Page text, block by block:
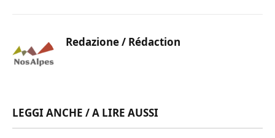
Redazione / Rédaction
LEGGI ANCHE / A LIRE AUSSI